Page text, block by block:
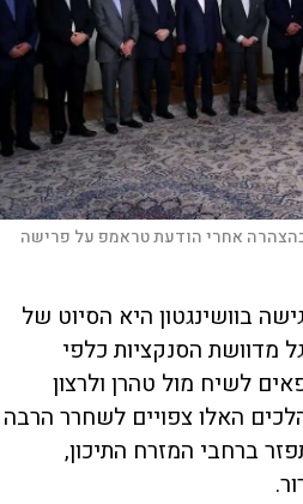
בהצהרה אחרי הודעת טראמפ על פרישה
בוושינגטון היא הסיוט של
מדוושת הסנקציות כלפי
לשיח מול טהרן ולרצון
האלו צפויים לשחרר הרבה
ברחבי המזרח התיכון,